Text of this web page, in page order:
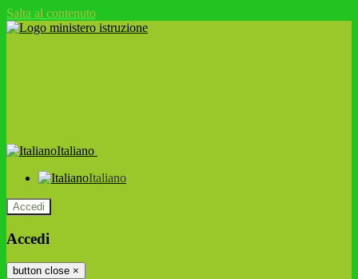
Salta al contenuto
Italiano
Italiano
Accedi
Accedi
button close ×